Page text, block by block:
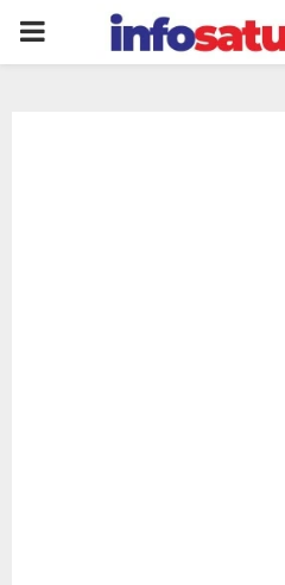
PRIMARY